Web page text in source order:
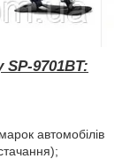
9701BT:
автомобілів